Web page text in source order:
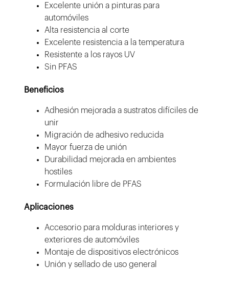
Excelente unión a pinturas para
automóviles
Alta resistencia al corte
Excelente resistencia a la temperatura
Resistente a los rayos UV
Sin PFAS
Beneficios
Adhesión mejorada a sustratos difíciles de
unir
Migración de adhesivo reducida
Mayor fuerza de unión
Durabilidad mejorada en ambientes
hostiles
Formulación libre de PFAS
Aplicaciones
Accesorio para molduras interiores y
exteriores de automóviles
Montaje de dispositivos electrónicos
Unión y sellado de uso general